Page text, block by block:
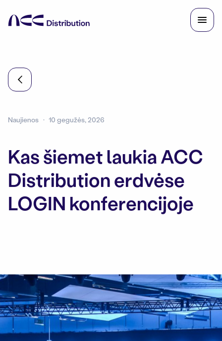
Naujienos 10 gegužės, 2026
Kas šiemet laukia ACC
Distribution erdvėse
LOGIN konferencijoje